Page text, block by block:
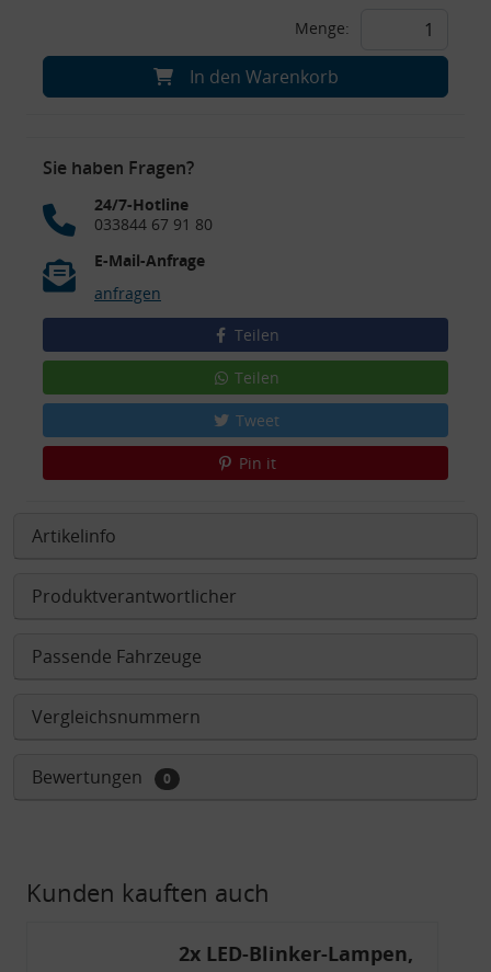
Menge:
In den Warenkorb
Sie haben Fragen?
24/7-Hotline
033844 67 91 80
E-Mail-Anfrage
anfragen
Teilen
Teilen
Tweet
Pin it
Artikelinfo
Produktverantwortlicher
Passende Fahrzeuge
Vergleichsnummern
Bewertungen 0
Kunden kauften auch
2x LED-Blinker-Lampen,